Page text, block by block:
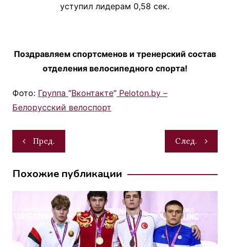
уступил лидерам 0,58 сек.
Поздравляем спортсменов и тренерский состав
отделения велосипедного спорта!
Фото: Группа “Вконтакте“ Peloton.by –
Белорусский велоспорт
Навигация
по
записям
Пред. След.
Похожие публикации